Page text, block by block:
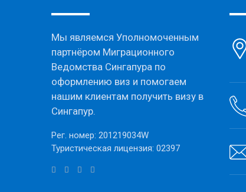
Мы являемся Уполномоченным
партнёром Миграционного
Ведомства Сингапура по
оформлению виз и помогаем
нашим клиентам получить визу в
Сингапур.
Рег. номер: 201219034W
Туристическая лицензия: 02397